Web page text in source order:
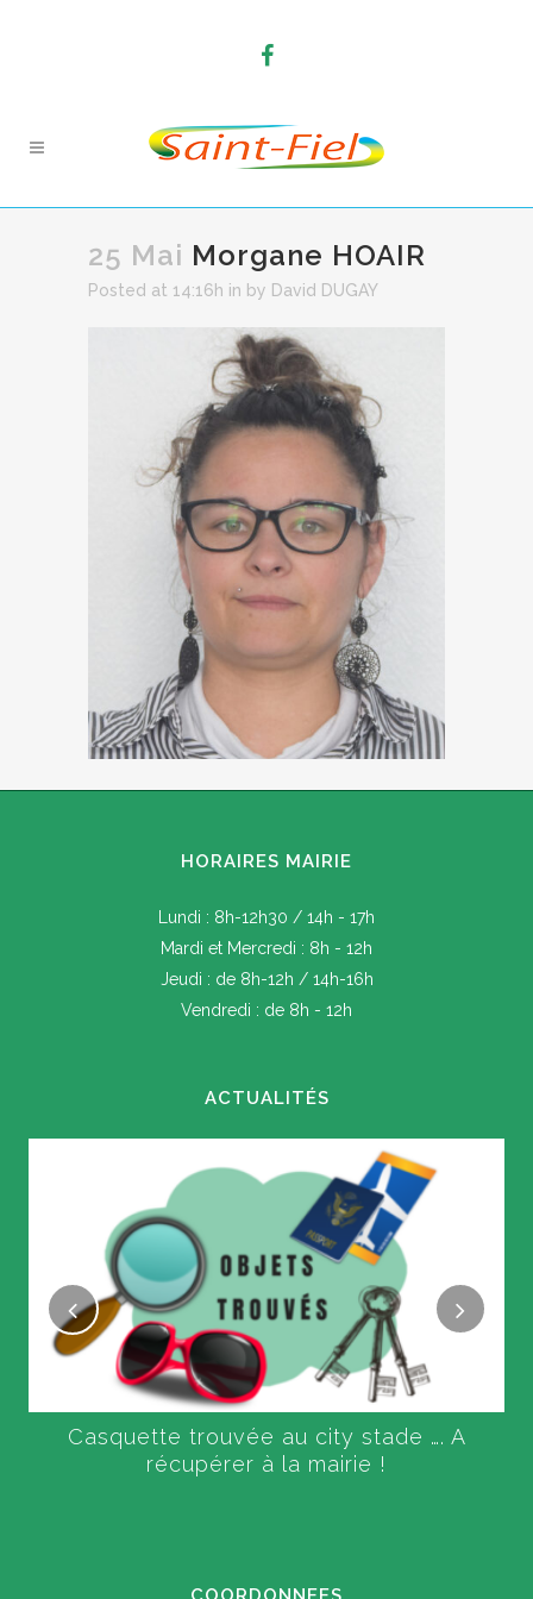
25 Mai Morgane HOAIR
Posted at 14:16h in by David DUGAY
HORAIRES MAIRIE
Lundi : 8h-12h30 / 14h - 17h
Mardi et Mercredi : 8h - 12h
Jeudi : de 8h-12h / 14h-16h
Vendredi : de 8h - 12h
ACTUALITÉS
Casquette trouvée au city stade …. A
récupérer à la mairie !